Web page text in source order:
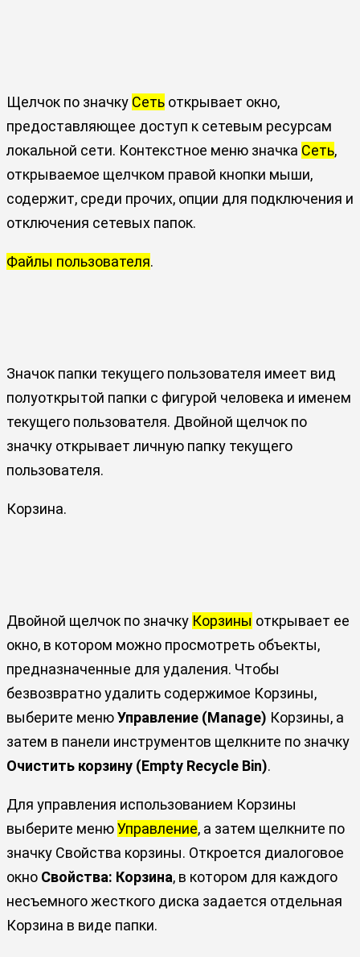
Щелчок по значку Сеть открывает окно,
предоставляющее доступ к сетевым ресурсам
локальной сети. Контекстное меню значка Сеть,
открываемое щелчком правой кнопки мыши,
содержит, среди прочих, опции для подключения и
отключения сетевых папок.
Файлы пользователя.
Значок папки текущего пользователя имеет вид
полуоткрытой папки с фигурой человека и именем
текущего пользователя. Двойной щелчок по
значку открывает личную папку текущего
пользователя.
Корзина.
Двойной щелчок по значку Корзины открывает ее
окно, в котором можно просмотреть объекты,
предназначенные для удаления. Чтобы
безвозвратно удалить содержимое Корзины,
выберите менюУправление (Manage) Корзины, а
затем в панели инструментов щелкните по значку
Очистить корзину (Empty Recycle Bin).
Для управления использованием Корзины
выберите менюУправление, а затем щелкните по
значку Свойства корзины. Откроется диалоговое
окно Свойства: Корзина, в котором для каждого
несъемного жесткого диска задается отдельная
Корзина в виде папки.